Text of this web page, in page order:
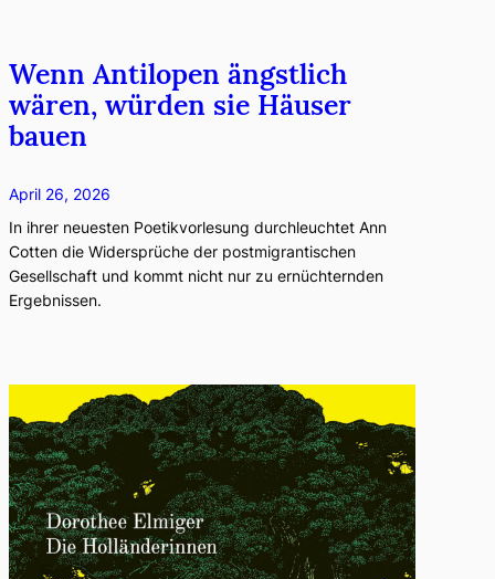
Wenn Antilopen ängstlich
wären, würden sie Häuser
bauen
April 26, 2026
In ihrer neuesten Poetikvorlesung durchleuchtet Ann
Cotten die Widersprüche der postmigrantischen
Gesellschaft und kommt nicht nur zu ernüchternden
Ergebnissen.